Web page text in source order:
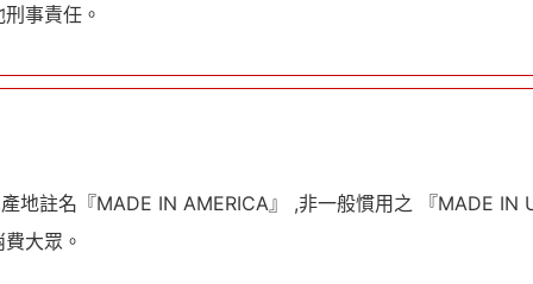
事責任。
地註名『MADE IN AMERICA』 ,非一般慣用之 『MADE IN
大眾。